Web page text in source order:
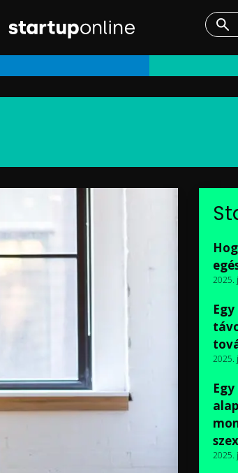
2025.
2025.
2025.